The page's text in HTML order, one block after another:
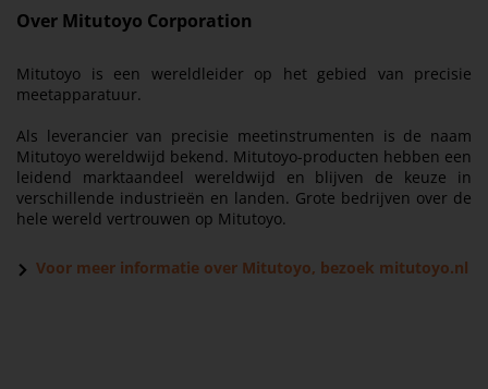
Over Mitutoyo Corporation
Mitutoyo is een wereldleider op het gebied van precisie
meetapparatuur.
Als leverancier van precisie meetinstrumenten is de naam
Mitutoyo wereldwijd bekend. Mitutoyo-producten hebben een
leidend marktaandeel wereldwijd en blijven de keuze in
verschillende industrieën en landen. Grote bedrijven over de
hele wereld vertrouwen op Mitutoyo.
Voor meer informatie over Mitutoyo, bezoek mitutoyo.nl